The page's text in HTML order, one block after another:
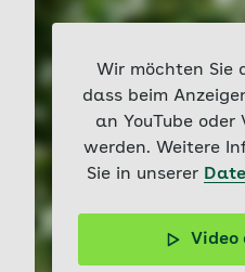
Wir möchten Sie
dass beim
an YouTube
werden. Weitere
Sie in unserer
Video
Ein tolles Gericht für kalte
Rezept für veganen